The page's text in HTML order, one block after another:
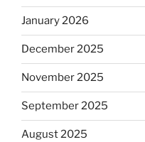
January 2026
December 2025
November 2025
September 2025
August 2025